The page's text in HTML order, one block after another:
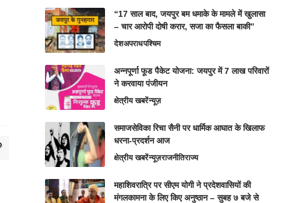
“17 साल बाद, जयपुर बम धमाके के मामले में खुलासा
– चार आरोपी दोषी करार, सजा का फैसला बाकी”
देशअपराधपश्चिम
अन्नपूर्णा फूड पैकेट योजना: जयपुर में 7 लाख परिवारों
ने करवाया पंजीयन
क्षेत्रीय खबरेंन्यूज़
समाजसेविका रिचा सैनी पर धार्मिक आघात के खिलाफ
धरना-प्रदर्शन आज
क्षेत्रीय खबरेंन्यूज़राजनीतिराज्य
महाशिवरात्रि पर सीएम योगी ने प्रदेशवासियों की
मंगलकामना के लिए किए अनुष्ठान – सुबह ७ बजे से